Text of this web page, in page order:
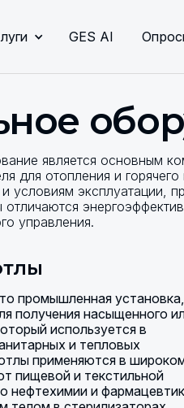
GES AI
является основным
для отопления и
условиям эксплуатации,
отличаются
управления.
промышленная установка,
получения насыщенного
используется в
и тепловых
применяются в
пищевой и текстильной
нефтехимии и